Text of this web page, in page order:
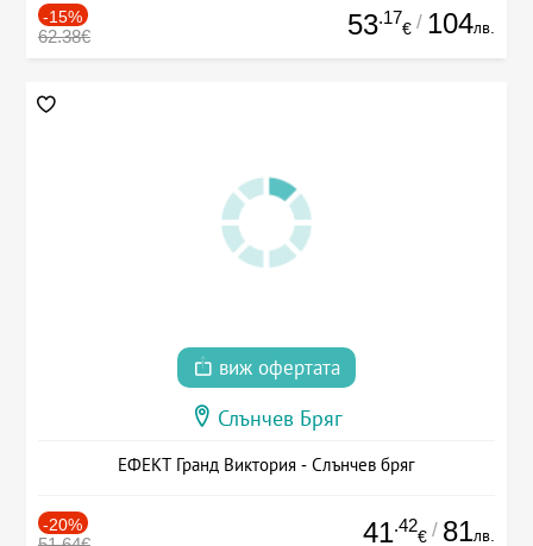
-15%
62.38€ 53.17
€ / 104лв.
виж офертата
Слънчев Бряг
ЕФЕКТ Гранд Виктория - Слънчев бряг
-20% 41.42
€ / 81лв.